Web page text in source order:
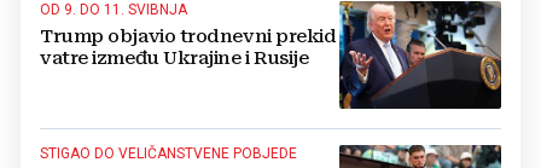
OD 9. DO 11. SVIBNJA
Trump objavio trodnevni prekid
vatre između Ukrajine i Rusije
STIGAO DO VELIČANSTVENE POBJEDE